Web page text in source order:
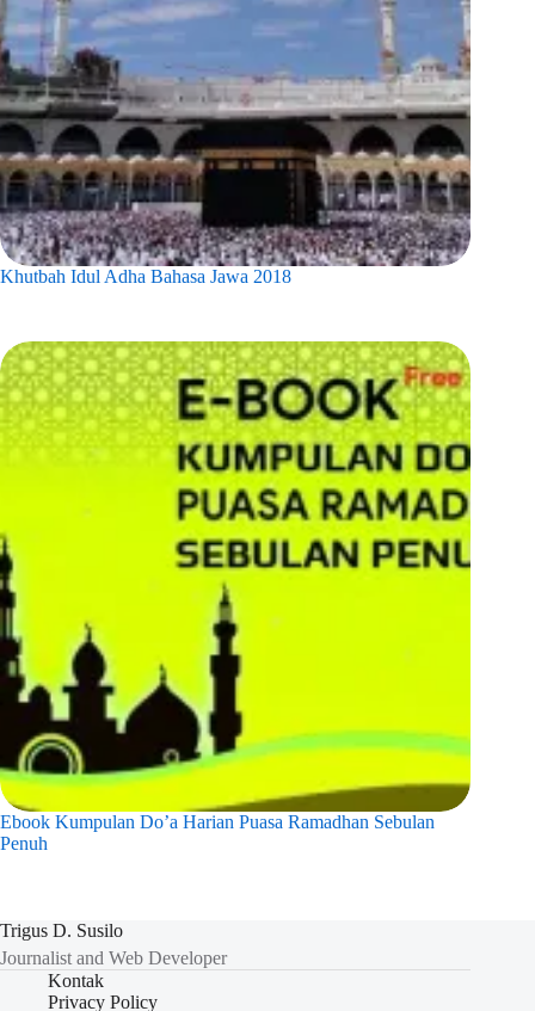
Khutbah Idul Adha Bahasa Jawa 2018
Ebook Kumpulan Do’a Harian Puasa Ramadhan Sebulan
Penuh
Trigus D. Susilo
Journalist and Web Developer
Kontak
Privacy Policy